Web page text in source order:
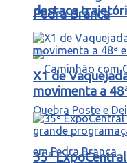
Pedra Branca
destaca
X1 de
movimenta a
35ª